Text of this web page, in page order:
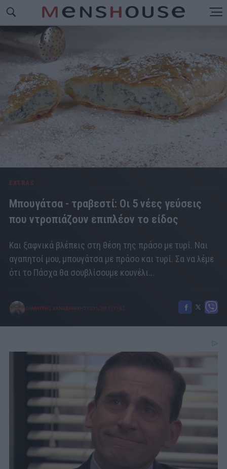
EXTRAS
Μπουγάτσα - τραβεστί: Οι 5 νέες γεύσεις
που ντροπιάζουν επιπλέον το είδος
Και ξαφνικά βλέπεις στη θέση της πράσο με τυρί. Ναι
αγαπητοί μου, μπουγάτσα με πράσο και τυρί. Σα να λέμε
ότι το Πάσχα θα σουβλίσουμε κουνέλι...
ΔΗΜΗΤΡΗΣ ΚΑΝΑΒΑΡΑΚΗΣ 12/11/2017 11:52